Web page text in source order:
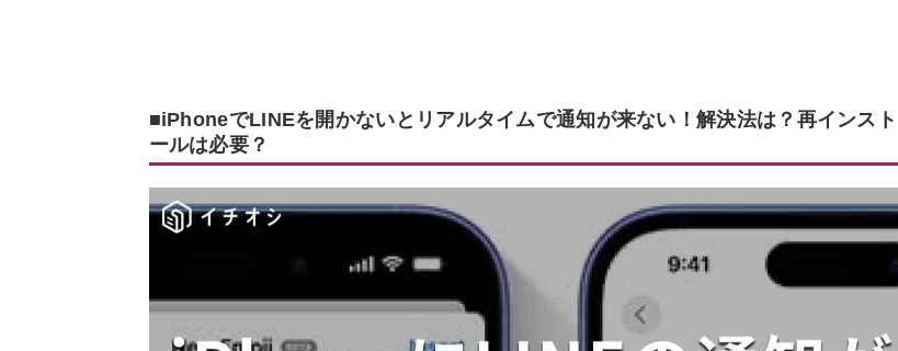
■iPhoneでLINEを開かないとリアルタイムで通知が来ない！解決法は？再インスト
ールは必要？